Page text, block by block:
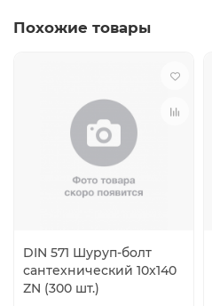
Похожие товары
DIN 571 Шуруп-болт
сантехнический 10x140
ZN (300 шт.)